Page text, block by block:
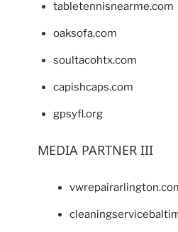
tabletennisnearme.com
oaksofa.com
soultacohtx.com
capishcaps.com
gpsyfl.org
MEDIA PARTNER III